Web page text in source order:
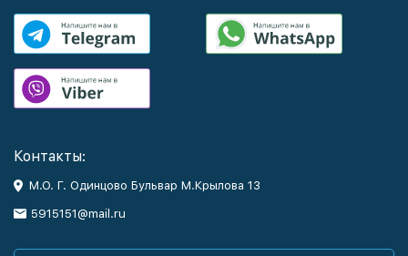
Контакты:
М.О. Г. Одинцово Бульвар М.Крылова 13
5915151@mail.ru